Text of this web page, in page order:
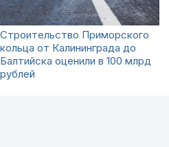
Строительство Приморского
кольца от Калининграда до
Балтийска оценили в 100 млрд
рублей